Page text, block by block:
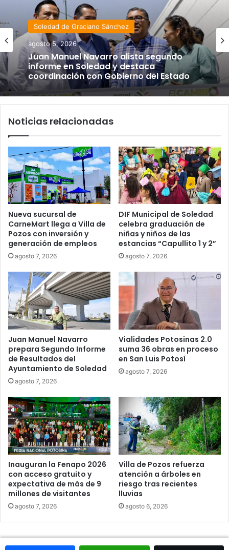
Soledad de Graciano Sánchez
agosto 5, 2026
Juan Manuel Navarro alista segundo
informe en Soledad y destaca
coordinación con Gobierno del Estado
Estado
agosto 4, 2026
Luis Mejía inicia diagnóstico en Parques
Tangamanga y defiende llegada tras
renunciar al PRI
Noticias relacionadas
Nueva sucursal de
CarneMart llega a Villa de
Pozos con inversión y
generación de empleos
agosto 7, 2026
DIF Municipal de Soledad
celebra graduación de
niñas y niños de las
estancias “Capullito 1 y 2”
agosto 7, 2026
Juan Manuel Navarro
prepara Segundo Informe
de Resultados del
Ayuntamiento de Soledad
agosto 7, 2026
Vialidades Potosinas 2.0
suma 36 obras en proceso
en San Luis Potosí
agosto 7, 2026
Inauguran la Fenapo 2026
con acceso gratuito y
expectativa de más de 9
millones de visitantes
agosto 7, 2026
Villa de Pozos refuerza
atención a árboles en
riesgo tras recientes
lluvias
agosto 6, 2026